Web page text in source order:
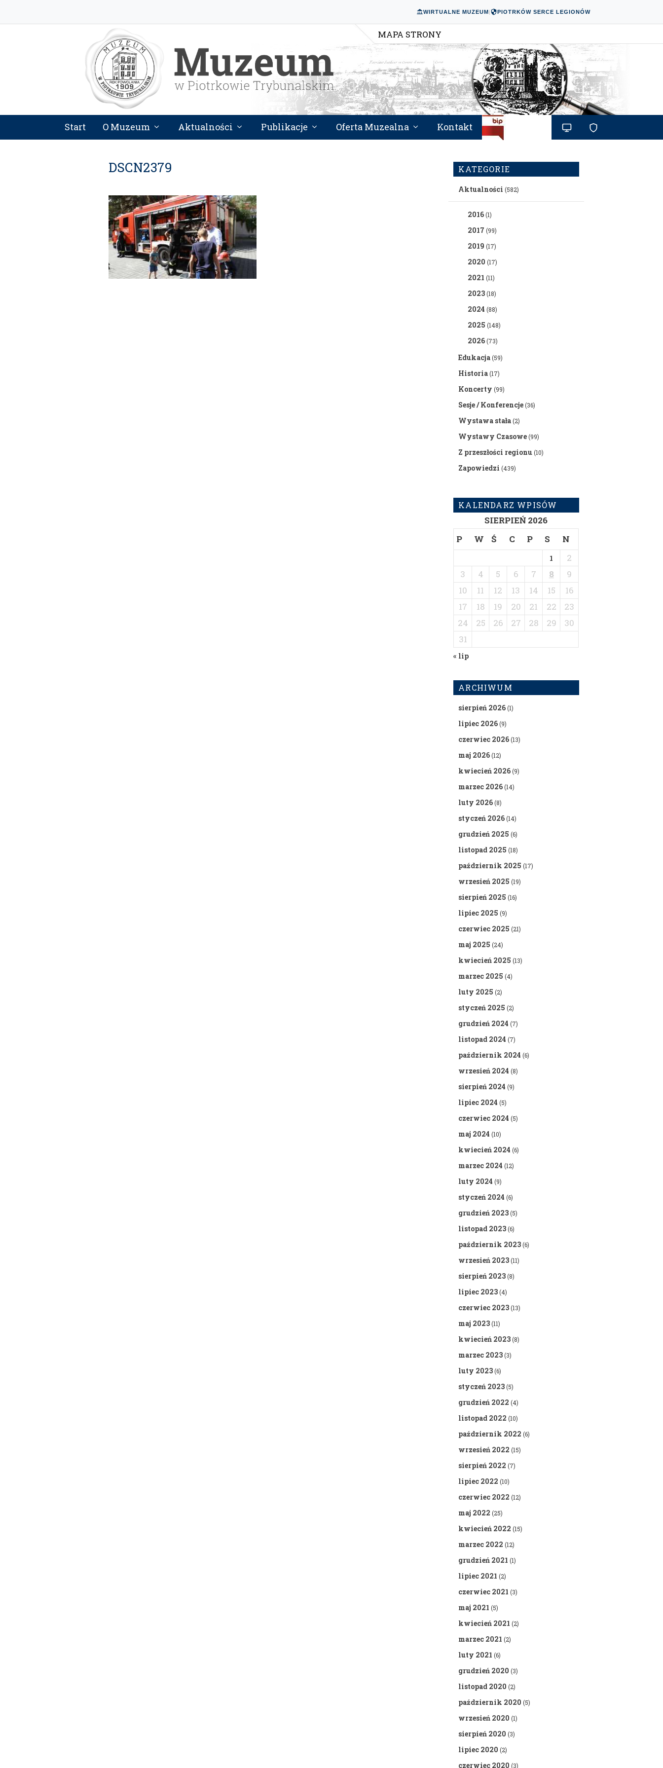
WIRTUALNE MUZEUM| PIOTRKÓW SERCE LEGIONÓW
MAPA STRONY
Start O Muzeum Aktualności Publikacje Oferta Muzealna Kontakt
DSCN2379 KATEGORIE
Aktualności (582)
2016(1)
2017 (99)
2019 (17)
2020 (17)
2021 (11)
2023(18)
2024 (88)
2025 (148)
2026(73)
Edukacja(59)
Historia(17)
Koncerty (99)
Sesje / Konferencje(36)
Wystawa stała(2)
Wystawy Czasowe(99)
Z przeszłości regionu(10)
Zapowiedzi (439)
KALENDARZ WPISÓW
SIERPIEŃ 2026
P
W Ś C P S N
1
2
3
4 5 6 7 8
9
10
11 12 13 14 15
16
17
18 19 20 21 22
23
24
25 26 27 28 29
30
31
« lip
ARCHIWUM
sierpień 2026(1)
lipiec 2026(9)
czerwiec 2026(13)
maj 2026(12)
kwiecień 2026(9)
marzec 2026(14)
luty 2026(8)
styczeń 2026(14)
grudzień 2025 (6)
listopad 2025 (18)
październik 2025 (17)
wrzesień 2025 (19)
sierpień 2025 (16)
lipiec 2025 (9)
czerwiec 2025 (21)
maj 2025 (24)
kwiecień 2025 (13)
marzec 2025 (4)
luty 2025 (2)
styczeń 2025 (2)
grudzień 2024 (7)
listopad 2024 (7)
październik 2024 (6)
wrzesień 2024 (8)
sierpień 2024 (9)
lipiec 2024 (5)
czerwiec 2024 (5)
maj 2024 (10)
kwiecień 2024 (6)
marzec 2024 (12)
luty 2024 (9)
styczeń 2024 (6)
grudzień 2023(5)
listopad 2023(6)
październik 2023(6)
wrzesień 2023(11)
sierpień 2023(8)
lipiec 2023(4)
czerwiec 2023(13)
maj 2023(11)
kwiecień 2023(8)
marzec 2023(3)
luty 2023(6)
styczeń 2023(5)
grudzień 2022 (4)
listopad 2022 (10)
październik 2022 (6)
wrzesień 2022 (15)
sierpień 2022 (7)
lipiec 2022 (10)
czerwiec 2022 (12)
maj 2022 (25)
kwiecień 2022 (15)
marzec 2022 (12)
grudzień 2021 (1)
lipiec 2021 (2)
czerwiec 2021 (3)
maj 2021 (5)
kwiecień 2021 (2)
marzec 2021 (2)
luty 2021 (6)
grudzień 2020 (3)
listopad 2020 (2)
październik 2020 (5)
wrzesień 2020 (1)
sierpień 2020 (3)
lipiec 2020 (2)
czerwiec 2020 (3)